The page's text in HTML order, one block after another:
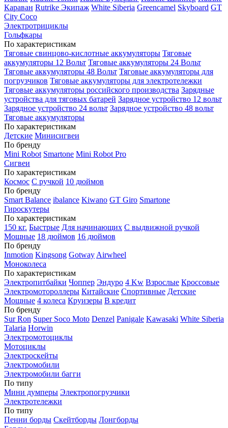
Караван Rutrike Экипаж White Siberia Greencamel Skyboard GT
City Coco
Электротрициклы
Гольфкары
По характеристикам
Тяговые свинцово-кислотные аккумуляторы Тяговые
аккумуляторы 12 Вольт Тяговые аккумуляторы 24 Вольт
Тяговые аккумуляторы 48 Вольт Тяговые аккумуляторы для
погрузчиков Тяговые аккумуляторы для электротележки
Тяговые аккумуляторы российского производства Зарядные
устройства для тяговых батарей Зарядное устройство 12 вольт
Зарядное устройство 24 вольт Зарядное устройство 48 вольт
Тяговые аккумуляторы
По характеристикам
Детские Минисигвеи
По бренду
Mini Robot Smartone Mini Robot Pro
Сигвеи
По характеристикам
Космос С ручкой 10 дюймов
По бренду
Smart Balance ibalance Kiwano GT Giro Smartone
Гироскутеры
По характеристикам
150 кг. Быстрые Для начинающих С выдвижной ручкой
Мощные 18 дюймов 16 дюймов
По бренду
Inmotion Kingsong Gotway Airwheel
Моноколеса
По характеристикам
Электропитбайки Чоппер Эндуро 4 Kw Взрослые Кроссовые
Электромотороллеры Китайские Спортивные Детские
Мощные 4 колеса Круизеры В кредит
По бренду
Sur Ron Super Soco Moto Denzel Panigale Kawasaki White Siberia
Talaria Horwin
Электромотоциклы
Мотоциклы
Электроскейты
Электромобили
Электромобили багги
По типу
Мини думперы Электропогрузчики
Электротележки
По типу
Пенни борды Скейтборды Лонгборды